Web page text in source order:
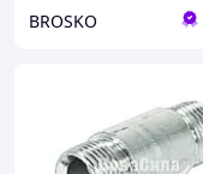
BROSKO